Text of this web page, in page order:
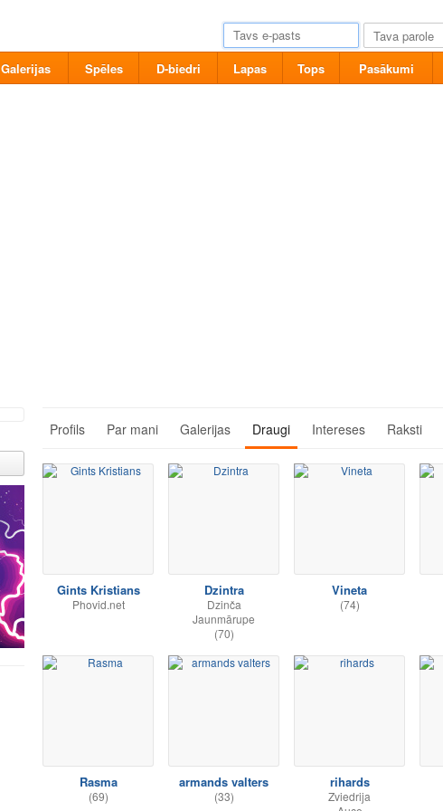
Galerijas Spēles D-biedri Lapas Tops Pasākumi
Profils Par mani Galerijas Draugi Intereses Raksti
Gints Kristians
Phovid.net
Dzintra
Dzinča
Jaunmārupe
(70)
Vineta
(74)
Rasma
(69)
armands valters
(33)
rihards
Zviedrija